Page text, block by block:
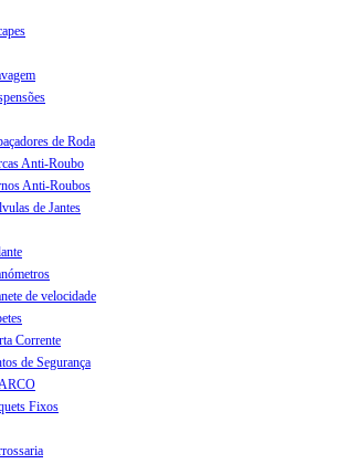
de Roda
Anti-Roubo
Anti-Roubos
de Jantes
de velocidade
Corrente
de Segurança
Fixos